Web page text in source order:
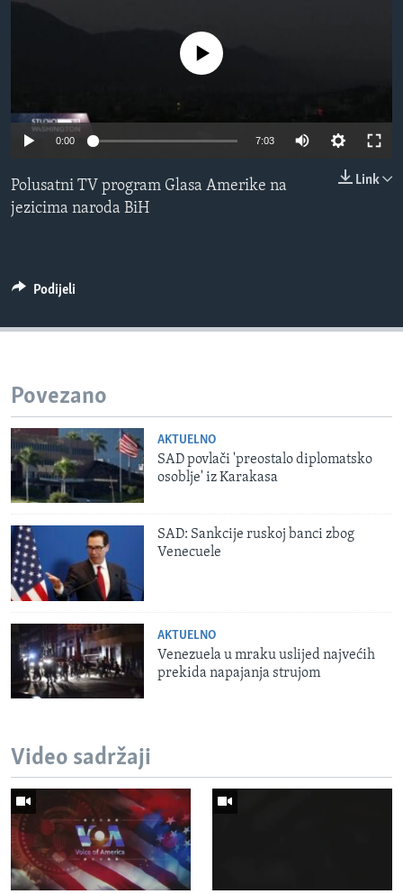
Learning English
No media source currently available
0:00 7:03
Link
Polusatni TV program Glasa Amerike na
jezicima naroda BiH
Podijeli
Povezano
AKTUELNO
SAD povlači 'preostalo diplomatsko
osoblje' iz Karakasa
SAD: Sankcije ruskoj banci zbog
Venecuele
AKTUELNO
Venezuela u mraku uslijed najvećih
prekida napajanja strujom
Video sadržaji